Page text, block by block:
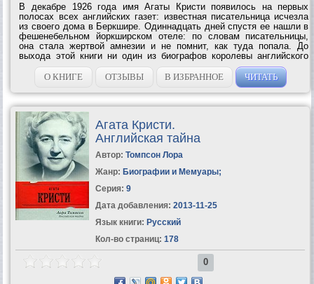
В декабре 1926 года имя Агаты Кристи появилось на первых
полосах всех английских газет: известная писательница исчезла
из своего дома в Беркшире. Одиннадцать дней спустя ее нашли в
фешенебельном йоркширском отеле: по словам писательницы,
она стала жертвой амнезии и не помнит, как туда попала. До
выхода этой книги ни один из биографов королевы английского
детектива не смог предложить жизнеспособную версию того,
почему она исчезла....
О КНИГЕ ОТЗЫВЫ В ИЗБРАННОЕ ЧИТАТЬ
Агата Кристи.
Английская тайна
Автор: Томпсон Лора
Жанр: Биографии и Мемуары;
Серия: 9
Дата добавления: 2013-11-25
Язык книги: Русский
Кол-во страниц: 178
0